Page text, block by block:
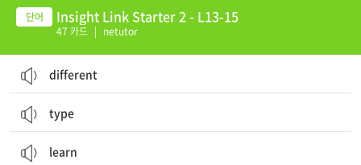
Insight Link Starter 2 - L13-15
47 카드 | netutor
different
type
learn